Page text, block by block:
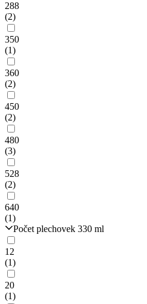
288
(2)
350
(1)
360
(2)
450
(2)
480
(3)
528
(2)
640
(1)
Počet plechovek 330 ml
12
(1)
20
(1)